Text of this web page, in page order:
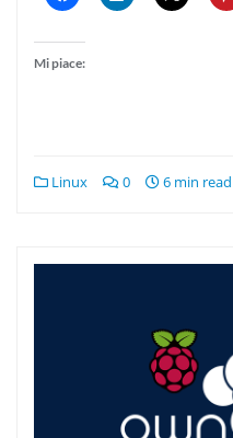
Mi piace:
Linux 0 6 min read